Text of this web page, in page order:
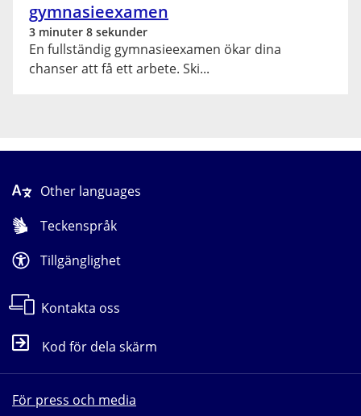
gymnasieexamen
3 minuter 8 sekunder
En fullständig gymnasieexamen ökar dina
chanser att få ett arbete. Ski
Other languages
Teckenspråk
Tillgänglighet
Kontakta oss
Kod för dela skärm
För press och media